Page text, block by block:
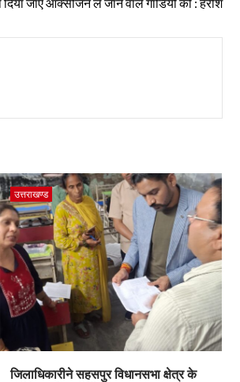
उत्तराखण्ड
जिलाधिकारीने सहसपुर विधानसभा क्षेत्र के